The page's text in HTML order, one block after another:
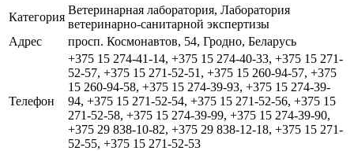
Категория
Ветеринарная лаборатория, Лаборатория
ветеринарно-санитарной экспертизы
Адрес
просп. Космонавтов, 54, Гродно, Беларусь
Телефон
+375 15 274-41-14, +375 15 274-40-33, +375 15 271-
52-57, +375 15 271-52-51, +375 15 260-94-57, +375
15 260-94-58, +375 15 274-39-93, +375 15 274-39-
94, +375 15 271-52-54, +375 15 271-52-56, +375 15
271-52-58, +375 15 274-39-99, +375 15 274-39-90,
+375 29 838-10-82, +375 29 838-12-18, +375 15 271-
52-55, +375 15 271-52-53